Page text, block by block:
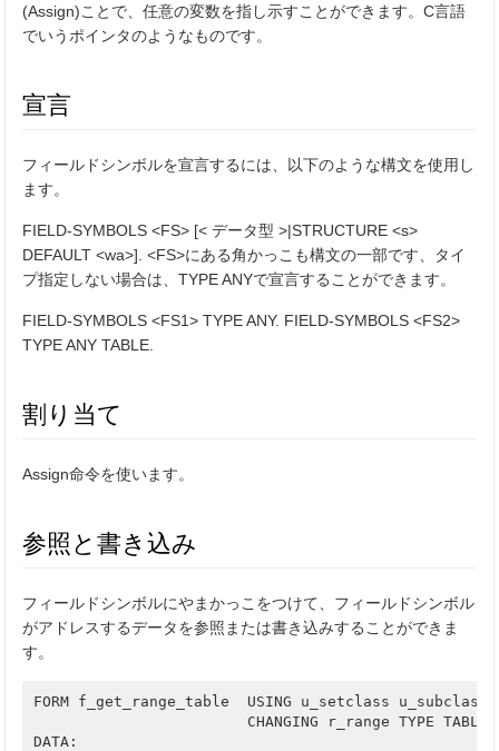
(Assign)ことで、任意の変数を指し示すことができます。C言語
でいうポインタのようなものです。
宣言
フィールドシンボルを宣言するには、以下のような構文を使用し
ます。
FIELD-SYMBOLS <FS> [< データ型 >|STRUCTURE <s>
DEFAULT <wa>]. <FS>にある角かっこも構文の一部です、タイ
プ指定しない場合は、TYPE ANYで宣言することができます。
FIELD-SYMBOLS <FS1> TYPE ANY. FIELD-SYMBOLS <FS2>
TYPE ANY TABLE.
割り当て
Assign命令を使います。
参照と書き込み
フィールドシンボルにやまかっこをつけて、フィールドシンボル
がアドレスするデータを参照または書き込みすることができま
す。
FORM f_get_range_table  USING u_setclass u_subclass
                        CHANGING r_range TYPE TABLE.
DATA: